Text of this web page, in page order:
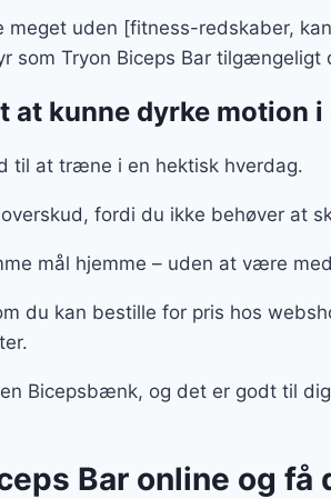
meget uden [fitness-redskaber,
som Tryon Biceps Bar tilgængeligt
at kunne dyrke motion
til at træne i en hektisk hverdag.
fordi du ikke behøver at
mål hjemme – uden at være
du kan bestille for pris hos
Bicepsbænk, og det er godt til
Bar online og